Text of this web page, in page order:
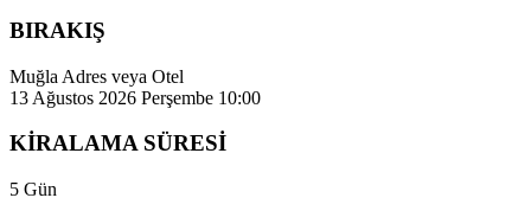
BIRAKIŞ
Muğla Adres veya Otel
13 Ağustos 2026 Perşembe 10:00
KİRALAMA SÜRESİ
5 Gün